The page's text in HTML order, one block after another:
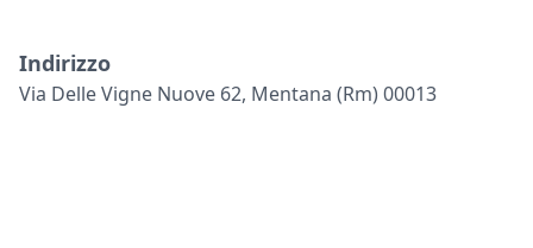
Indirizzo
Via Delle Vigne Nuove 62, Mentana (rm) 00013